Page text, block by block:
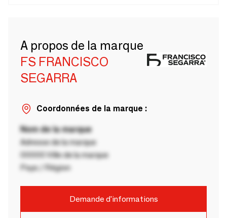
A propos de la marque
FS FRANCISCO
SEGARRA
Coordonnées de la marque :
Nom de la marque
Adresse de la marque
00000 Ville de la marque
Pays / Région
Demande d'informations